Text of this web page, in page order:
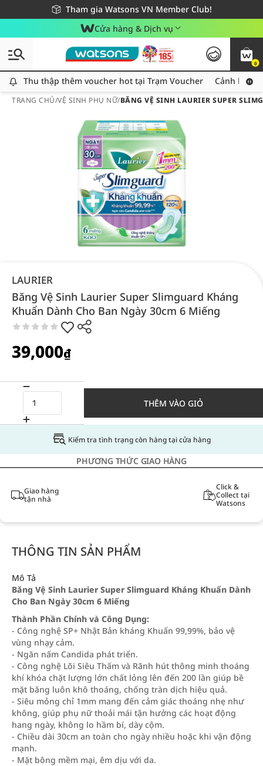
Tham gia Watsons VN Member Club!
Miễn phí giao hàng cho đơn hàng từ 249,000Đ
Giao hàng nhanh 24h - Áp dụng khu vực TP. Hồ Chí Minh
Cửa hàng & Dịch vụ
0
Thu thập thêm voucher hot tại Trạm Voucher
Thu thập thêm voucher hot tại Trạm Voucher Cảnh báo
TRANG CHỦ/VỆ SINH PHỤ NỮ/BĂNG VỆ SINH LAURIER SUPER
LAURIER
Băng Vệ Sinh Laurier Super Slimguard Kháng
Khuẩn Dành Cho Ban Ngày 30cm 6 Miếng
39,000₫
THÊM VÀO GIỎ
Kiểm tra tình trạng còn hàng tại cửa hàng
PHƯƠNG THỨC GIAO HÀNG
Giao hàng
tận nhà
Click &
Collect tại
Watsons
THÔNG TIN SẢN PHẨM
Mô Tả
Băng Vệ Sinh Laurier Super Slimguard Kháng Khuẩn Dành
Cho Ban Ngày 30cm 6 Miếng
Thành Phần Chính và Công Dụng:
- Công nghệ SP+ Nhật Bản kháng Khuẩn 99,99%, bảo vệ
vùng nhạy cảm.
- Ngăn nấm Candida phát triển.
- Công nghệ Lõi Siêu Thấm và Rãnh hút thông minh thoáng
khí khóa chặt lượng lớn chất lỏng lên đến 200 lần giúp bề
mặt băng luôn khô thoáng, chống tràn dịch hiệu quả.
- Siêu mỏng chỉ 1mm mang đến cảm giác thoáng nhẹ như
không, giúp phụ nữ thoải mái tận hưởng các hoạt động
hang ngày, không lo hầm bí, dày cộm.
- Chiều dài 30cm an toàn cho ngày nhiều hoặc khi vận động
mạnh.
- Mặt bông mềm mại, êm dịu với da.